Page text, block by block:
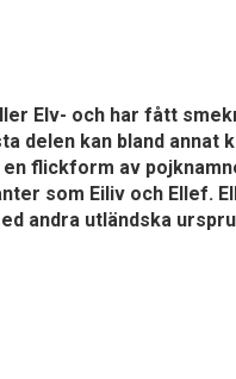
Elv- och har fått
delen kan bland annat
flickform av
som Eiliv och Ellef.
andra utländska